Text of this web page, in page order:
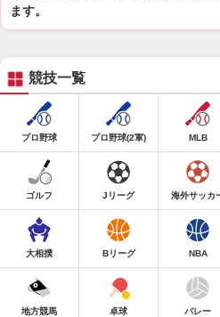
ます。
競技一覧
プロ野球 プロ野球(2軍) MLB
ゴルフ Jリーグ 海外サッカ
大相撲 Bリーグ NBA
地方競馬 卓球 バレー